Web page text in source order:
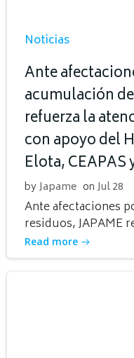
Noticias
Ante
acumulación
refuerza la
con apoyo del
Elota,
byJapame on Jul 28
Ante afectaciones
residuos, JAPAME
Read more